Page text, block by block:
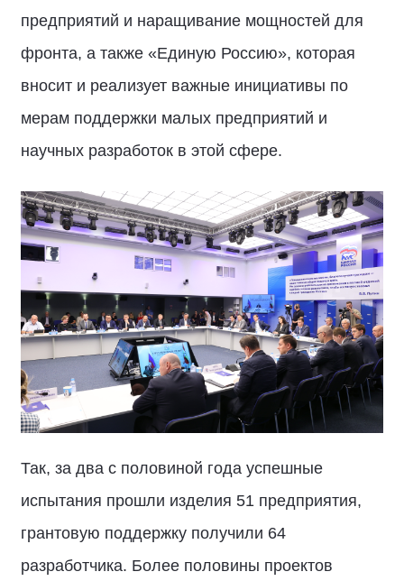
предприятий и наращивание мощностей для
фронта, а также «Единую Россию», которая
вносит и реализует важные инициативы по
мерам поддержки малых предприятий и
научных разработок в этой сфере.
Так, за два с половиной года успешные
испытания прошли изделия 51 предприятия,
грантовую поддержку получили 64
разработчика. Более половины проектов